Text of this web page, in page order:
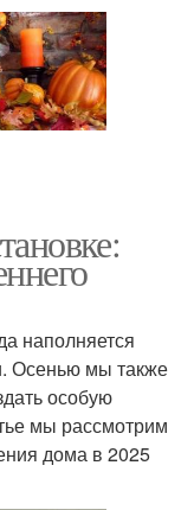
наполняется
Осенью мы также
особую
мы рассмотрим
дома в 2025